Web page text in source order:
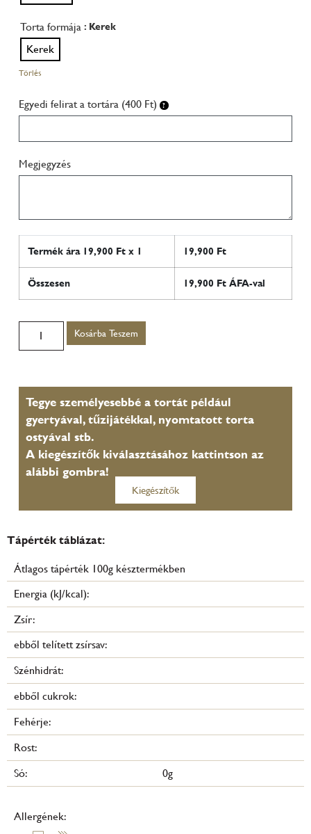
Torta formája : Kerek
Kerek
Törlés
Egyedi felirat a tortára (400 Ft)
Megjegyzés
Termék ára 19,900 Ft x 1 19,900 Ft
Összesen 19,900 Ft ÁFA-val
Kosárba Teszem
Tegye személyesebbé a tortát például
gyertyával, tűzijátékkal, nyomtatott torta
ostyával stb.
A kiegészítők kiválasztásához kattintson az
alábbi gombra!
Kiegészítők
Tápérték táblázat:
Átlagos tápérték 100g késztermékben
Energia (kJ/kcal):
Zsír:
ebből telített zsírsav:
Szénhidrát:
ebből cukrok:
Fehérje:
Rost:
Só:
0g
Allergének: